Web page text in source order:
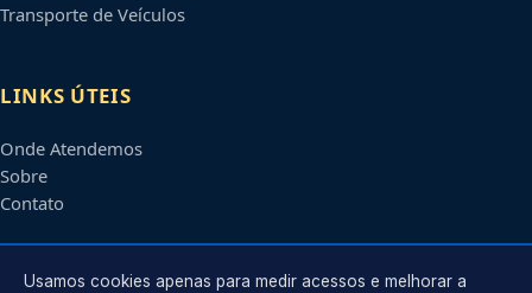
Transporte de Veículos
LINKS ÚTEIS
Onde Atendemos
Sobre
Contato
CONTATO
Usamos cookies apenas para medir acessos e melhorar a